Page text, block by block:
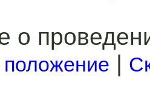
о
|